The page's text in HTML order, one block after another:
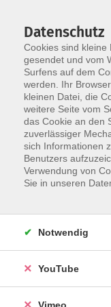
Zum Hauptinhalt
Der Kurs konnte
Über uns
Kursleiter
Partner und
Datenschutz
Cookies sind kleine
gesendet und vom
Surfens auf dem
werden. Ihr
kleinen Datei, die
weitere Seite vom
das Cookie an den
zuverlässiger
sich Informationen
Benutzers
Verwendung von
Sie in unseren
Notwendig
YouTube